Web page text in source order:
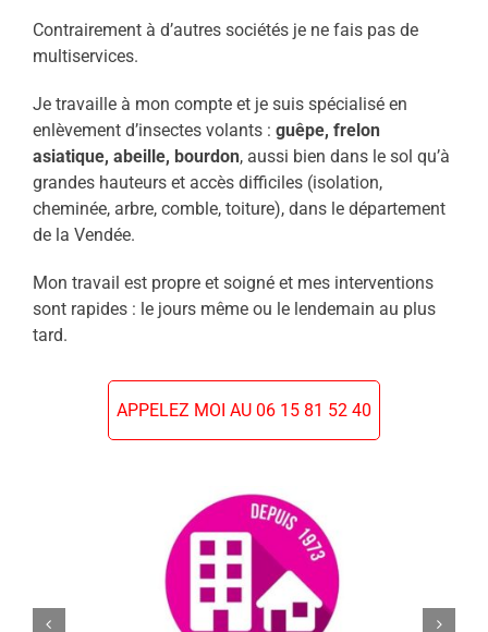
Contrairement à d’autres sociétés je ne fais pas de
multiservices.
Je travaille à mon compte et je suis spécialisé en
enlèvement d’insectes volants : guêpe, frelon
asiatique, abeille, bourdon, aussi bien dans le sol qu’à
grandes hauteurs et accès difficiles (isolation,
cheminée, arbre, comble, toiture), dans le département
de la Vendée.
Mon travail est propre et soigné et mes interventions
sont rapides : le jours même ou le lendemain au plus
tard.
APPELEZ MOI AU 06 15 81 52 40